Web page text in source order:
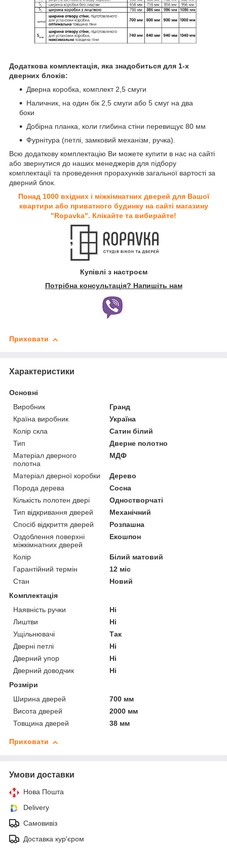
Додаткова комплектація, яка знадобиться для 1-х
дверних блоків:
Дверна коробка, комплект 2,5 смуги
Наличник, на один бік 2,5 смуги або 5 смуг на два
боки
Добірна планка, коли глибина стіни перевищує 80 мм
Фурнітура (петлі, замковий механізм, ручка).
Всю додаткову комплектацію Ви можете купити в нас на сайті
або звернутися до наших менеджерів для підбору
комплектації та проведення прорахунків загальної вартості за
дверний блок.
Понад 1000 вхідних і міжкімнатних дверей для Вашої
квартири або приватного будинку на сайті магазину
"Ropavka". Клікайте та вибирайте!
Купівлі з настроєм
Потрібна консультація? Напишіть нам
Приховати
Характеристики
Основні
Виробник
Гранд
Країна виробник
Україна
Колір скла
Сатин білий
Тип
Дверне полотно
Матеріал дверного
полотна
МДФ
Матеріал дверної коробки
Дерево
Порода дерева
Сосна
Кількість полотен двері
Одностворчаті
Тип відкривання дверей
Механічний
Спосіб відкриття дверей
Розпашна
Оздоблення поверхні
міжкімнатних дверей
Екошпон
Колір
Білий матовий
Гарантійний термін
12 міс
Стан
Новий
Комплектація
Наявність ручки
Ні
Лиштви
Ні
Ущільнювачі
Так
Дверні петлі
Ні
Дверний упор
Ні
Дверний доводчик
Ні
Розміри
Ширина дверей
700 мм
Висота дверей
2000 мм
Товщина дверей
38 мм
Приховати
Умови доставки
Нова Пошта
Delivery
Самовивіз
Доставка кур'єром